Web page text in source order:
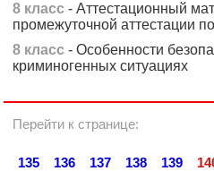
8 класс - Аттестационный
промежуточной аттестации
8 класс - Особенности
криминогенных ситуациях
Перейти к странице:
135 136 137 138 139